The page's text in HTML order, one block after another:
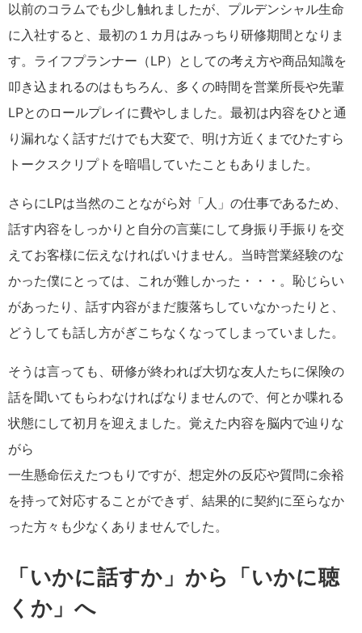
以前のコラムでも少し触れましたが、プルデンシャル生命
に入社すると、最初の１カ月はみっちり研修期間となりま
す。ライフプランナー（LP）としての考え方や商品知識を
叩き込まれるのはもちろん、多くの時間を営業所長や先輩
LPとのロールプレイに費やしました。最初は内容をひと通
り漏れなく話すだけでも大変で、明け方近くまでひたすら
トークスクリプトを暗唱していたこともありました。
さらにLPは当然のことながら対「人」の仕事であるため、
話す内容をしっかりと自分の言葉にして身振り手振りを交
えてお客様に伝えなければいけません。当時営業経験のな
かった僕にとっては、これが難しかった・・・。恥じらい
があったり、話す内容がまだ腹落ちしていなかったりと、
どうしても話し方がぎこちなくなってしまっていました。
そうは言っても、研修が終われば大切な友人たちに保険の
話を聞いてもらわなければなりませんので、何とか喋れる
状態にして初月を迎えました。覚えた内容を脳内で辿りな
がら
一生懸命伝えたつもりですが、想定外の反応や質問に余裕
を持って対応することができず、結果的に契約に至らなか
った方々も少なくありませんでした。
「いかに話すか」から「いかに聴
くか」へ